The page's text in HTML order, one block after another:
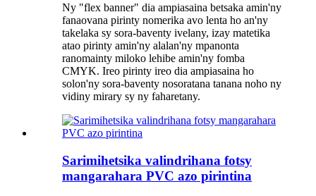
Ny "flex banner" dia ampiasaina betsaka amin'ny
fanaovana pirinty nomerika avo lenta ho an'ny
takelaka sy sora-baventy ivelany, izay matetika
atao pirinty amin'ny alalan'ny mpanonta
ranomainty miloko lehibe amin'ny fomba
CMYK. Ireo pirinty ireo dia ampiasaina ho
solon'ny sora-baventy nosoratana tanana noho ny
vidiny mirary sy ny faharetany.
Sarimihetsika valindrihana fotsy
mangarahara PVC azo pirintina